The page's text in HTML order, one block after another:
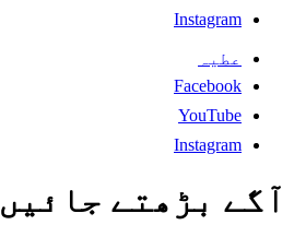
Instagram
عطیہ
Facebook
YouTube
Instagram
آگے بڑھتے جائیں